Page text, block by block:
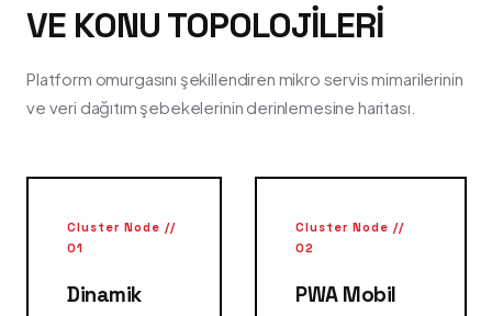
VE KONU TOPOLOJILERI
Platform omurgasını şekillendiren mikro servis mimarilerinin
ve veri dağıtım şebekelerinin derinlemesine haritası.
Cluster Node //
01
Dinamik
Cluster Node //
02
PWA Mobil